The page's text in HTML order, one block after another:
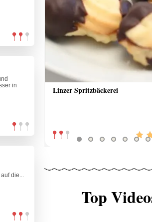
in
die...
Linzer Spritzbäckerei
Top